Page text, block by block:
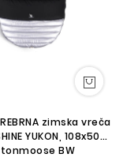
zimska vreča
YUKON, 108x50
BW